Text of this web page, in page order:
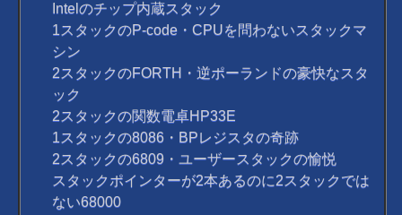
Intelのチップ内蔵スタック
1スタックのP-code・CPUを問わないスタックマ
シン
2スタックのFORTH・逆ポーランドの豪快なスタ
ック
2スタックの関数電卓HP33E
1スタックの8086・BPレジスタの奇跡
2スタックの6809・ユーザースタックの愉悦
スタックポインターが2本あるのに2スタックでは
ない68000